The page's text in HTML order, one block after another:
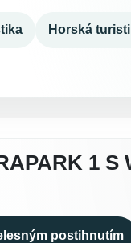
Horská
1 S
postihnutím